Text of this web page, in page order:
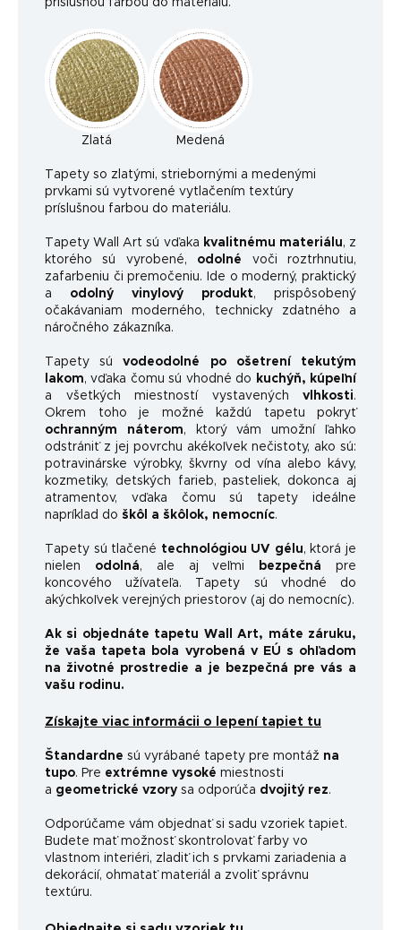
príslušnou farbou do materiálu.
Zlatá Medená
Tapety so zlatými, striebornými a medenými
prvkami sú vytvorené vytlačením textúry
príslušnou farbou do materiálu.
Tapety Wall Art sú vďaka kvalitnému materiálu, z
ktorého sú vyrobené, odolné voči roztrhnutiu,
zafarbeniu či premočeniu. Ide o moderný, praktický
a odolný vinylový produkt, prispôsobený
očakávaniam moderného, ​​technicky zdatného a
náročného zákazníka.
Tapety súvodeodolné po ošetrení tekutým
lakom, vďaka čomu sú vhodné do
kuchýň, kúpeľní
a všetkých miestností vystavených vlhkosti.
Okrem toho je možné každú tapetu pokryť
ochranným náterom, ktorý vám umožní ľahko
odstrániť z jej povrchu akékoľvek nečistoty, ako sú:
potravinárske výrobky, škvrny od vína alebo kávy,
kozmetiky, detských farieb, pasteliek, dokonca aj
atramentov, vďaka čomu sú tapety ideálne
napríklad do škôl a škôlok, nemocníc.
Tapety sú tlačené technológiou UV gélu, ktorá je
nielen odolná, ale aj veľmi bezpečná pre
koncového užívateľa. Tapety sú vhodné do
akýchkoľvek verejných priestorov (aj do nemocníc).
Ak si objednáte tapetu Wall Art, máte záruku,
že vaša tapeta bola vyrobená v EÚ s ohľadom
na životné prostredie a je bezpečná pre vás a
vašu rodinu.
Získajte viac informácii o lepení tapiet tu
Štandardne sú vyrábané tapety pre montáž na
tupo. Pre extrémne vysoké miestnosti
a geometrické vzory sa odporúča dvojitý rez.
Odporúčame vám objednať si sadu vzoriek tapiet.
Budete mať možnosť skontrolovať farby vo
vlastnom interiéri, zladiť ich s prvkami zariadenia a
dekorácií, ohmatať materiál a zvoliť správnu
textúru.